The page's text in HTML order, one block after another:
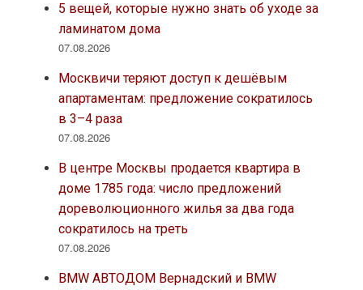
5 вещей, которые нужно знать об уходе за
ламинатом дома
07.08.2026
Москвичи теряют доступ к дешёвым
апартаментам: предложение сократилось
в 3–4 раза
07.08.2026
В центре Москвы продается квартира в
доме 1785 года: число предложений
дореволюционного жилья за два года
сократилось на треть
07.08.2026
BMW АВТОДОМ Вернадский и BMW